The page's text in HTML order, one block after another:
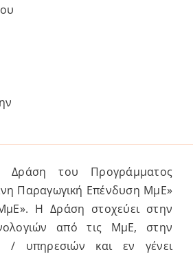
Δράση του Προγράμματος
Παραγωγική Επένδυση ΜμΕ»
Η Δράση στοχεύει στην
από τις ΜμΕ, στην
/ υπηρεσιών και εν γένει